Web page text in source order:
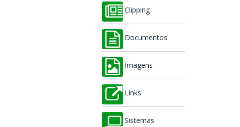
Clipping
Documentos
Imagens
Links
Sistemas